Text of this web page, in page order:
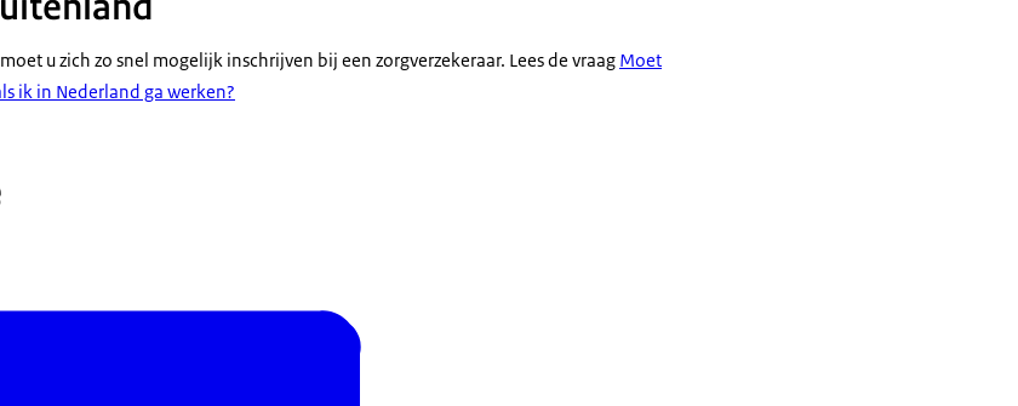
u zich zo snel mogelijk inschrijven bij een zorgverzekeraar. Lees de vraag Moet
ik in Nederland ga werken?